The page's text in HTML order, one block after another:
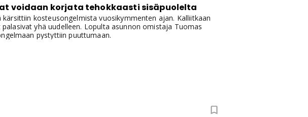
voidaan korjata tehokkaasti sisäpuolelta
kosteusongelmista vuosikymmenten ajan. Kalliitkaan
yhä uudelleen. Lopulta asunnon omistaja Tuomas
pystyttiin puuttumaan.